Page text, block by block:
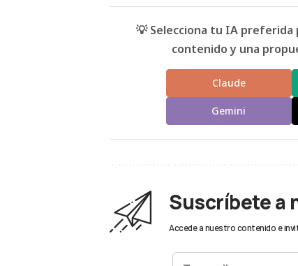
💡 Selecciona tu IA preferida
contenido y una
Claude
Gemini
Suscríbete a
Accede a nuestro contenido e